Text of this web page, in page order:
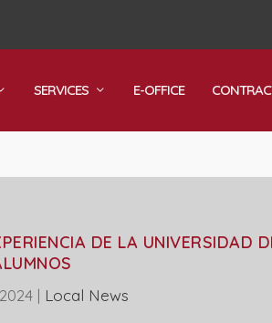
SERVICES E-OFFICE
DE LA UNIVERSIDAD
| Local News